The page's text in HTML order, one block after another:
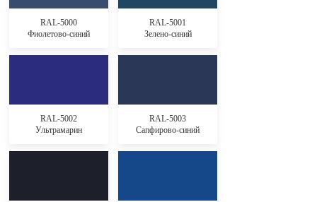
RAL-5000
Фиолетово-синий
RAL-5001
Зелено-синий
RAL-5002
Ультрамарин
RAL-5003
Сапфирово-синий